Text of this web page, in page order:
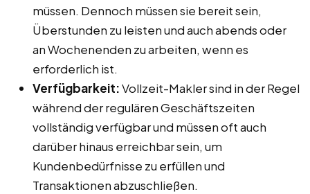
müssen. Dennoch müssen sie bereit sein,
Überstunden zu leisten und auch abends oder
an Wochenenden zu arbeiten, wenn es
erforderlich ist.
Verfügbarkeit:Vollzeit-Makler sind in der Regel
während der regulären Geschäftszeiten
vollständig verfügbar und müssen oft auch
darüber hinaus erreichbar sein, um
Kundenbedürfnisse zu erfüllen und
Transaktionen abzuschließen.